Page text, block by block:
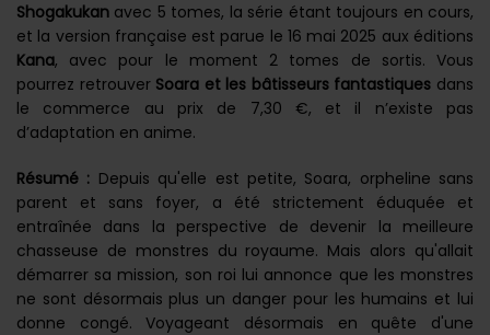
Shogakukan avec 5 tomes, la série étant toujours en cours,
et la version française est parue le 16 mai 2025 aux éditions
Kana, avec pour le moment 2 tomes de sortis. Vous
pourrez retrouver Soara et les bâtisseurs fantastiques dans
le commerce au prix de 7,30 €, et il n’existe pas
d’adaptation en anime.
Résumé : Depuis qu'elle est petite, Soara, orpheline sans
parent et sans foyer, a été strictement éduquée et
entraînée dans la perspective de devenir la meilleure
chasseuse de monstres du royaume. Mais alors qu'allait
démarrer sa mission, son roi lui annonce que les monstres
ne sont désormais plus un danger pour les humains et lui
donne congé. Voyageant désormais en quête d'une